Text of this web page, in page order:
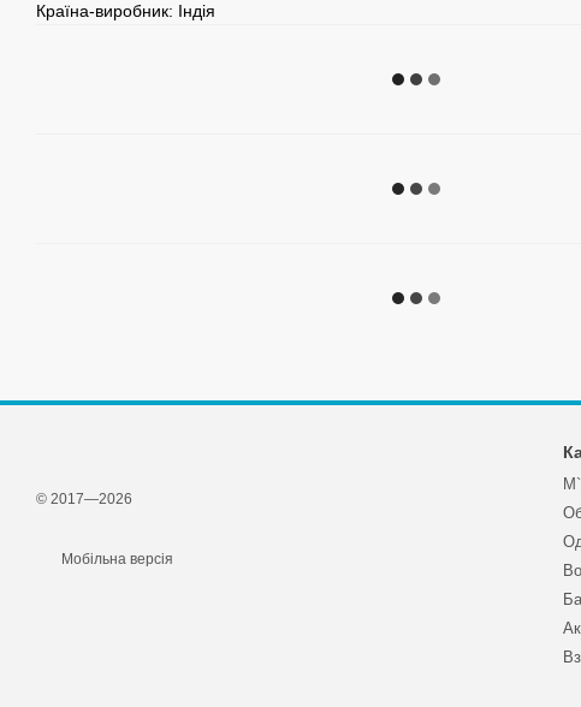
Країна-виробник: Індія
© 2017—2026
Мобільна версія